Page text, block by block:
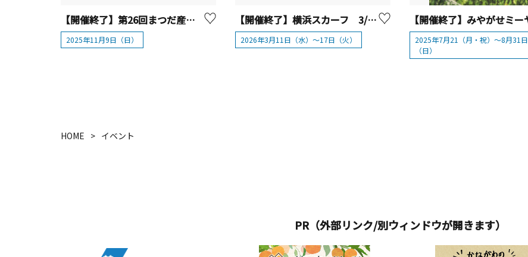
【開催終了】第26回まつだ産業観光まつり
2025年11月9日（日）
【開催終了】横浜スカーフ 3/11～3/17「かながわシルクフェア」開催！【横浜市】
2026年3月11日（水）～17日（火）
2025年7月21（月・祝）～8月31日
（日）
HOME イベント
PR（外部リンク/別ウィンドウが開きます）